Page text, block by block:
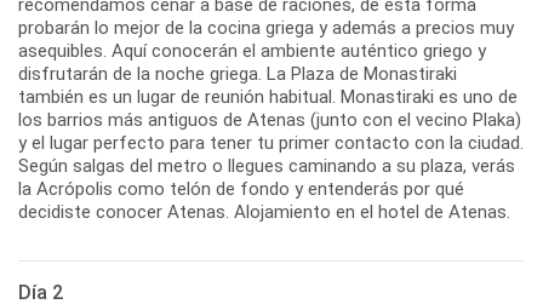
recomendamos cenar a base de raciones, de esta forma
probarán lo mejor de la cocina griega y además a precios muy
asequibles. Aquí conocerán el ambiente auténtico griego y
disfrutarán de la noche griega. La Plaza de Monastiraki
también es un lugar de reunión habitual. Monastiraki es uno de
los barrios más antiguos de Atenas (junto con el vecino Plaka)
y el lugar perfecto para tener tu primer contacto con la ciudad.
Según salgas del metro o llegues caminando a su plaza, verás
la Acrópolis como telón de fondo y entenderás por qué
Día 2